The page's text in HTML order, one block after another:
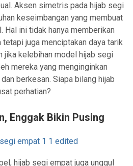
Aksen simetris pada hijab segi
keseimbangan yang membuat
Hal ini tidak hanya memberikan
juga menciptakan daya tarik
jika kelebihan model hijab segi
mereka yang menginginkan
berkesan. Siapa bilang hijab
perhatian?
Enggak Bikin Pusing
hijab segi empat juga unggul